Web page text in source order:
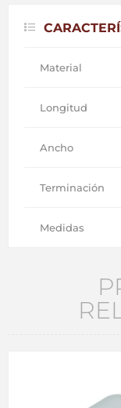
Material
Longitud
Ancho
Terminación
Medidas